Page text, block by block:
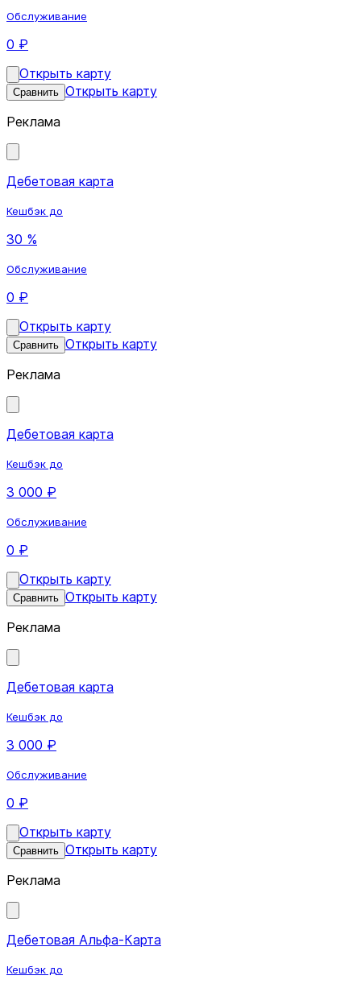
Обслуживание
0 ₽
Открыть карту
Сравнить Открыть карту
Реклама
Дебетовая карта
Кешбэк до
30 %
Обслуживание
0 ₽
Открыть карту
Сравнить Открыть карту
Реклама
Дебетовая карта
Кешбэк до
3 000 ₽
Обслуживание
0 ₽
Открыть карту
Сравнить Открыть карту
Реклама
Дебетовая карта
Кешбэк до
3 000 ₽
Обслуживание
0 ₽
Открыть карту
Сравнить Открыть карту
Реклама
Дебетовая Альфа-Карта
Кешбэк до